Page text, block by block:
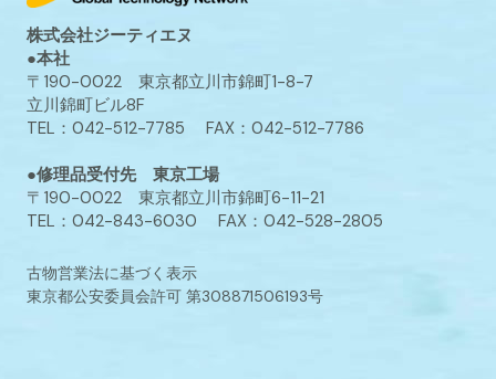
株式会社ジーティエヌ
●本社
〒190-0022 東京都立川市錦町1-8-7
立川錦町ビル8F
TEL：042-512-7785 FAX：042-512-7786
●修理品受付先 東京工場
〒190-0022 東京都立川市錦町6-11-21
TEL：042-843-6030 FAX：042-528-2805
古物営業法に基づく表示
東京都公安委員会許可 第308871506193号